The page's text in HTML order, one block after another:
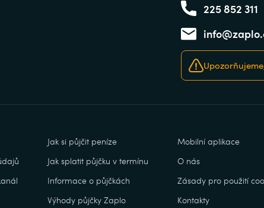
225 852 311
Jak si půjčit peníze
Jak splatit půjčku v termínu
Informace o půjčkách
Výhody půjčky Zaplo
Mobilní aplikace
O nás
Zásady pro použití
Kontakty